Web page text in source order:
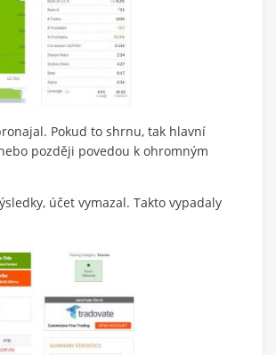
Pokud to shrnu, tak hlavní
později povedou k ohromným
účet vymazal. Takto vypadaly